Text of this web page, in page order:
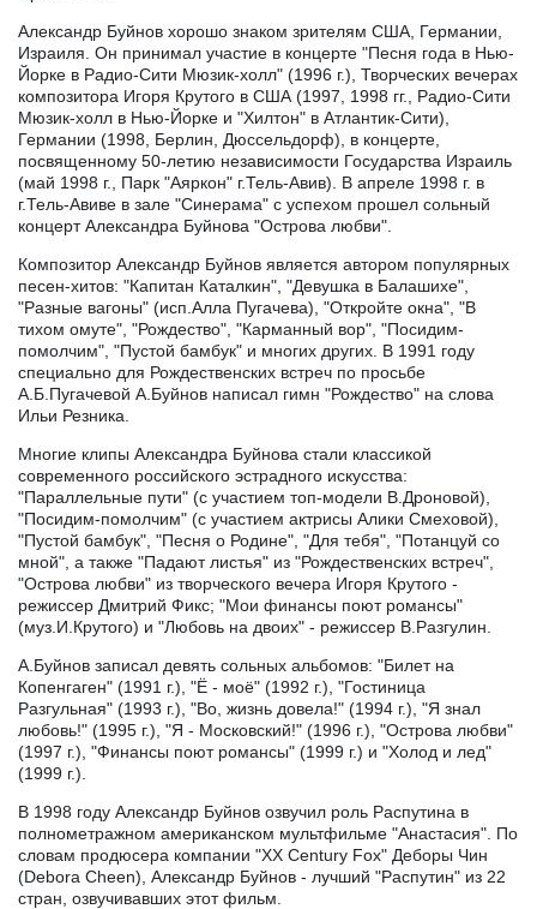
Александр Буйнов хорошо знаком зрителям США, Германии,
Израиля. Он принимал участие в концерте "Песня года в Нью-
Йорке в Радио-Сити Мюзик-холл" (1996 г.), Творческих вечерах
композитора Игоря Крутого в США (1997, 1998 гг., Радио-Сити
Мюзик-холл в Нью-Йорке и "Хилтон" в Атлантик-Сити),
Германии (1998, Берлин, Дюссельдорф), в концерте,
посвященному 50-летию независимости Государства Израиль
(май 1998 г., Парк "Аяркон" г.Тель-Авив). В апреле 1998 г. в
г.Тель-Авиве в зале "Синерама" с успехом прошел сольный
концерт Александра Буйнова "Острова любви".
Композитор Александр Буйнов является автором популярных
песен-хитов: "Капитан Каталкин", "Девушка в Балашихе",
"Разные вагоны" (исп.Алла Пугачева), "Откройте окна", "В
тихом омуте", "Рождество", "Карманный вор", "Посидим-
помолчим", "Пустой бамбук" и многих других. В 1991 году
специально для Рождественских встреч по просьбе
А.Б.Пугачевой А.Буйнов написал гимн "Рождество" на слова
Ильи Резника.
Многие клипы Александра Буйнова стали классикой
современного российского эстрадного искусства:
"Параллельные пути" (с участием топ-модели В.Дроновой),
"Посидим-помолчим" (с участием актрисы Алики Смеховой),
"Пустой бамбук", "Песня о Родине", "Для тебя", "Потанцуй со
мной", а также "Падают листья" из "Рождественских встреч",
"Острова любви" из творческого вечера Игоря Крутого -
режиссер Дмитрий Фикс; "Мои финансы поют романсы"
(муз.И.Крутого) и "Любовь на двоих" - режиссер В.Разгулин.
А.Буйнов записал девять сольных альбомов: "Билет на
Копенгаген" (1991 г.), "Ё - моё" (1992 г.), "Гостиница
Разгульная" (1993 г.), "Во, жизнь довела!" (1994 г.), "Я знал
любовь!" (1995 г.), "Я - Московский!" (1996 г.), "Острова любви"
(1997 г.), "Финансы поют романсы" (1999 г.) и "Холод и лед"
(1999 г.).
В 1998 году Александр Буйнов озвучил роль Распутина в
полнометражном американском мультфильме "Анастасия". По
словам продюсера компании "ХХ Century Fox" Деборы Чин
(Debora Cheen), Александр Буйнов - лучший "Распутин" из 22
стран, озвучивавших этот фильм.